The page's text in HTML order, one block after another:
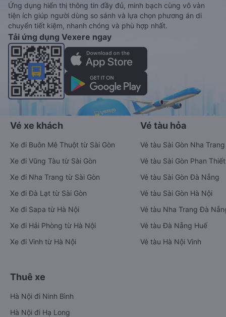
Ứng dụng hiển thị thông tin đầy đủ, minh bạch cùng vô vàn
tiện ích giúp người dùng so sánh và lựa chọn phương án di
chuyển tiết kiệm, nhanh chóng và phù hợp nhất.
Tải ứng dụng Vexere ngay
Vé xe khách
Xe đi Buôn Mê Thuột từ Sài Gòn
Xe đi Vũng Tàu từ Sài Gòn
Xe đi Nha Trang từ Sài Gòn
Xe đi Đà Lạt từ Sài Gòn
Xe đi Sapa từ Hà Nội
Xe đi Hải Phòng từ Hà Nội
Xe đi Vinh từ Hà Nội
Vé tàu hỏa
Vé tàu Sài Gòn Nha Trang
Vé tàu Sài Gòn Phan Thiết
Vé tàu Sài Gòn Đà Nẵng
Vé tàu Sài Gòn Hà Nội
Vé tàu Nha Trang Đà
Vé tàu Đà Nẵng Huế
Vé tàu Hà Nội Vinh
Thuê xe
Hà Nội đi Ninh Bình
Hà Nội đi Hạ Long